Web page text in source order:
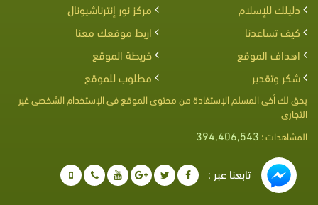
دليلك للإسلام
مركز نور إنترناشيونال
كيف تساعدنا
اربط موقعك معنا
اهداف الموقع
خريطة الموقع
شكر وتقدير
مطلوب للموقع
يحق لك أخى المسلم الإستفادة من محتوى الموقع فى الإستخدام الشخصى غير
التجارى
المشاهدات : 394,406,543
تابعنا عبر :